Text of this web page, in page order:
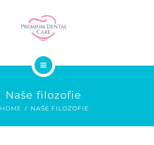
Naše filozofie
HOME NAŠE FILOZOFIE